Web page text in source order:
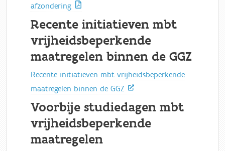
afzondering
Recente initiatieven mbt
vrijheidsbeperkende
maatregelen binnen de GGZ
Recente initiatieven mbt vrijheidsbeperkende
maatregelen binnen de GGZ
Voorbije studiedagen mbt
vrijheidsbeperkende
maatregelen